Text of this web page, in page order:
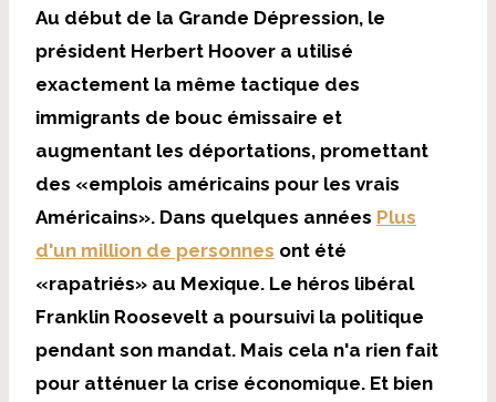
Au début de la Grande Dépression, le
président Herbert Hoover a utilisé
exactement la même tactique des
immigrants de bouc émissaire et
augmentant les déportations, promettant
des «emplois américains pour les vrais
Américains». Dans quelques années Plus
d'un million de personnes ont été
«rapatriés» au Mexique. Le héros libéral
Franklin Roosevelt a poursuivi la politique
pendant son mandat. Mais cela n'a rien fait
pour atténuer la crise économique. Et bien